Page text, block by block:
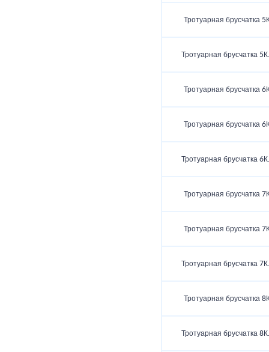
Тротуарная брусчатка
Тротуарная брусчатка
Тротуарная брусчатка
Тротуарная брусчатка
Тротуарная брусчатка
Тротуарная брусчатка
Тротуарная брусчатка
Тротуарная брусчатка
Тротуарная брусчатка
Тротуарная брусчатка